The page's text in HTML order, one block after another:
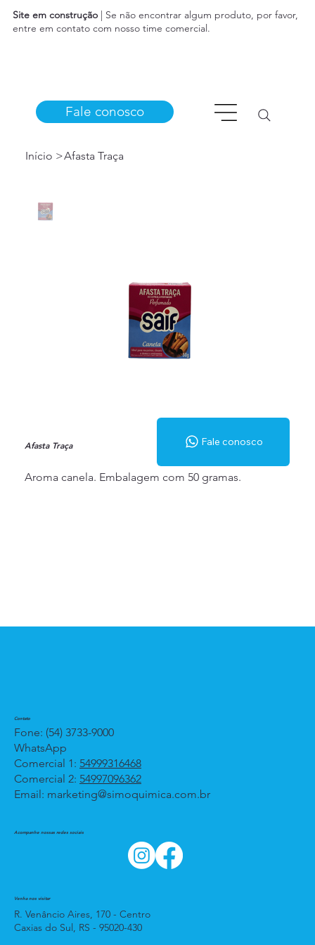
Fale conosco
Site em construção | Se não encontrar algum produto, por favor,
entre em contato com nosso time comercial.
Início >Afasta Traça
Afasta Traça
Aroma canela. Embalagem com 50 gramas.
Fale conosco
Venha nos visitar
R. Venâncio Aires, 170 - Centro
Caxias do Sul, RS - 95020-430
Acompanhe nossas redes sociais
Contato
Fone: (54) 3733-9000
WhatsApp
Comercial 1: 54999316468
Comercial 2: 54997096362
Email: marketing@simoquimica.com.br